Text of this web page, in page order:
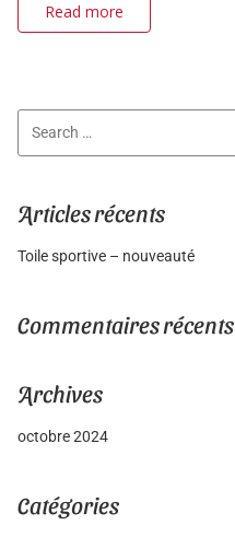
Read more
Articles récents
Toile sportive – nouveauté
Commentaires récents
Archives
octobre 2024
Catégories